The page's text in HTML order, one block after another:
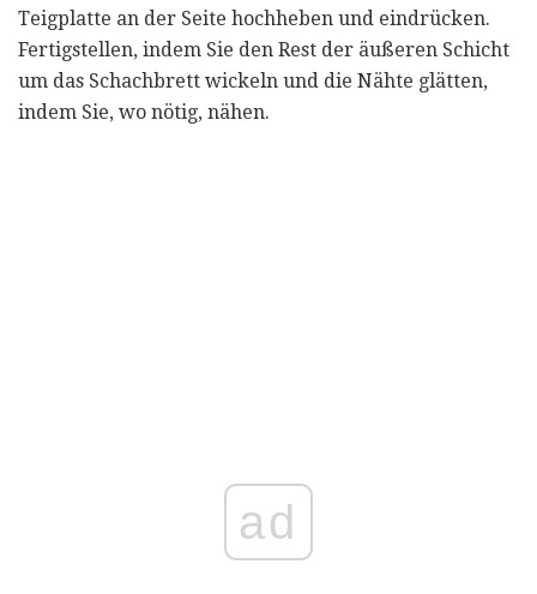
Teigplatte an der Seite hochheben und eindrücken.
Fertigstellen, indem Sie den Rest der äußeren Schicht
um das Schachbrett wickeln und die Nähte glätten,
indem Sie, wo nötig, nähen.
ad